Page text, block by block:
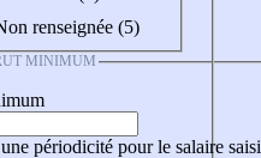
renseignée (5)
MINIMUM
périodicité pour le salaire saisi